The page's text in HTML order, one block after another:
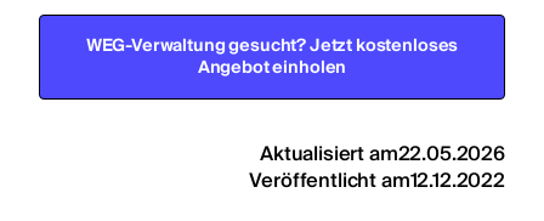
WEG-Verwaltung gesucht? Jetzt kostenloses
Angebot einholen
Aktualisiert am22.05.2026
Veröffentlicht am12.12.2022